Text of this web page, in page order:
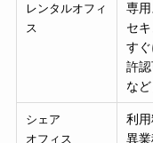
レンタルオフィ
ス
専
セ
す
許
など
シェア
オフィス
利
異